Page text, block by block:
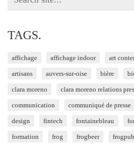
TAGS.
affichage affichage indoor art
artisans auvers-sur-oise bière
clara moreno clara moreno relations
communication communiqué de presse
design fintech fontainebleau
formation frog frogbeer